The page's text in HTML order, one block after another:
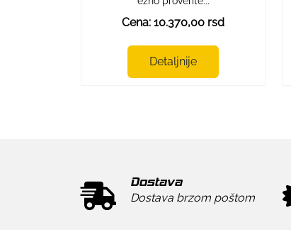
Cena: 10.370,00 rsd
Detaljnije
Dostava
Dostava brzom poštom